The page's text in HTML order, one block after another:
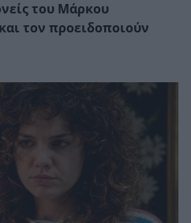
του Μάρκου
τον προειδοποιούν